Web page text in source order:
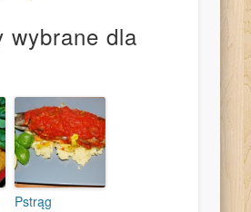
wybrane dla
Pstrąg